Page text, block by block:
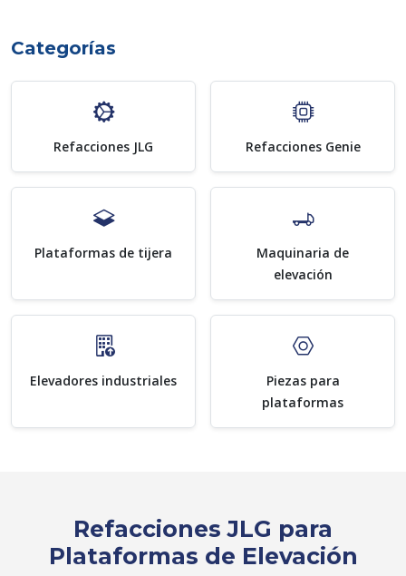
Categorías
Refacciones JLG Refacciones Genie
Plataformas de tijera
Maquinaria de
elevación
Elevadores industriales
Piezas para
plataformas
Refacciones JLG para
Plataformas de Elevación